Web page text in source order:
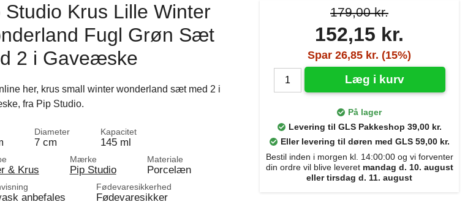
179,00 kr.
152,15 kr.
Spar 26,85 kr. (15%)
Læg i kurv
På lager
Levering til GLS Pakkeshop 39,00 kr.
Eller levering til døren med GLS 59,00 kr.
Bestil inden i morgen kl. 14:00:00 og vi forventer
din ordre vil blive leveret mandag d. 10. august
eller tirsdag d. 11. august
Studio Krus Lille Winter
Fugl Grøn Sæt
2 i Gaveæske
her, krus small winter wonderland sæt med 2 i
fra Pip Studio.
Diameter
7 cm
Kapacitet
145 ml
& Krus
Mærke
Pip Studio
Materiale
Porcelæn
anbefales
Fødevaresikkerhed
Fødevaresikker